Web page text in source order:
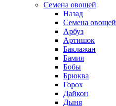
Семена овощей
Назад
Семена овощей
Арбуз
Артишок
Баклажан
Бамия
Бобы
Брюква
Горох
Дайкон
Дыня